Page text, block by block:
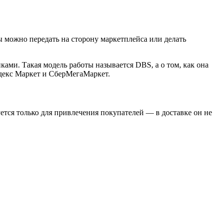
передать на сторону маркетплейса или делать
Такая модель работы называется DBS, а о том, как она
Маркет и СберМегаМаркет.
только для привлечения покупателей — в доставке он не